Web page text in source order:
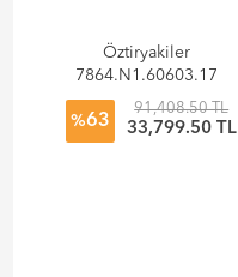
Öztiryakiler
7864.N1.60603.17
Izgara Plakası Set
Üstü 600 Seri
Elektrikli Düz
%63
91,408.50 TL
33,799.50 TL